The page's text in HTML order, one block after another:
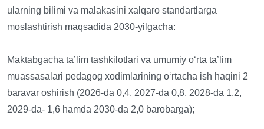
ularning bilimi va malakasini xalqaro standartlarga
moslashtirish maqsadida 2030-yilgacha:
Maktabgacha ta’lim tashkilotlari va umumiy o‘rta ta’lim
muassasalari pedagog xodimlarining o‘rtacha ish haqini 2
baravar oshirish (2026-da 0,4, 2027-da 0,8, 2028-da 1,2,
2029-da- 1,6 hamda 2030-da 2,0 barobarga);